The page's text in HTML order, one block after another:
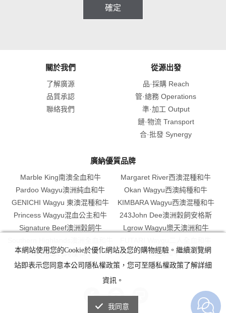
關於我們
了解廣源
品質承認
聯絡我們
從源出發
品·採購 Reach
管·總務 Operations
準·加工 Output
鏈·物流 Transport
合·批發 Synergy
廣納優質品牌
Marble King南澳全血和牛
Margaret River西澳混種和牛
Pardoo Wagyu澳洲純血和牛
Okan Wagyu西澳純種和牛
GENICHI Wagyu 東澳混種和牛
KIMBARA Wagyu西澳混種和牛
Princess Wagyu混血公主和牛
243John Dee澳洲穀飼安格斯
Signature Beef澳洲穀飼牛
Lgrow Wagyu樂天澳洲和牛
PBC初生代純種和牛
鳳凰和牛
GRAEBAR PARK 澳洲小羔羊
廣源獨創產品
本網站使用您的Cookie於優化網站及您的購物經驗。繼續瀏覽網
站即表示您同意本公司隱私權政策，您可至隱私權政策了解詳細
資訊。
我同意